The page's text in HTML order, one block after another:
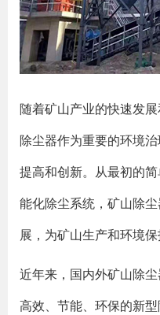
随着矿山产业的快速发
除尘器作为重要的环境
提高和创新。从最初的
能化除尘系统，矿山除
展，为矿山生产和环境保
近年来，国内外矿山除
高效、节能、环保的新